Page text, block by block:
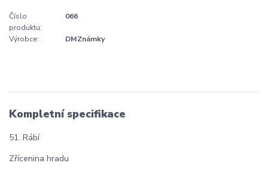
Číslo
produktu:
066
Výrobce: DMZnámky
Kompletní specifikace
51. Rábí
Zřícenina hradu